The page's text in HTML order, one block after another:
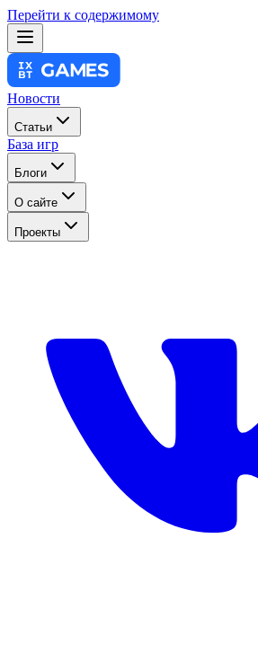
Перейти к содержимому
Новости
Статьи
База игр
Блоги
О сайте
Проекты